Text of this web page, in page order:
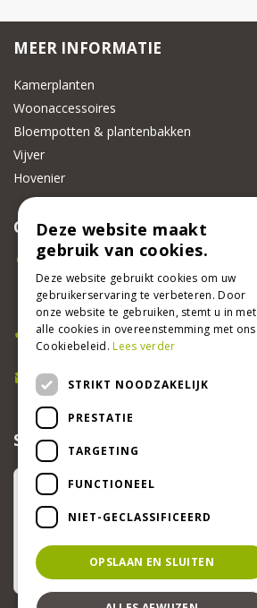
MEER INFORMATIE
Kamerplanten
Woonaccessoires
Bloempotten & plantenbakken
Vijver
Hovenier
CONTACT
Beeker Tuincentrum
Adsteeg 31
6191 PW Beek
Bel ons
046 437 2881
E-mail
info@beekertuincentrum.nl
SCHRIJF EEN RECENSIE EN WIN!
Deze website maakt
gebruik van cookies.
Deze website gebruikt cookies om uw
gebruikerservaring te verbeteren. Door
onze website te gebruiken, stemt u in met
alle cookies in overeenstemming met ons
Cookiebeleid.Lees verder
STRIKT NOODZAKELIJK
PRESTATIE
TARGETING
FUNCTIONEEL
NIET-GECLASSIFICEERD
OPSLAAN EN SLUITEN